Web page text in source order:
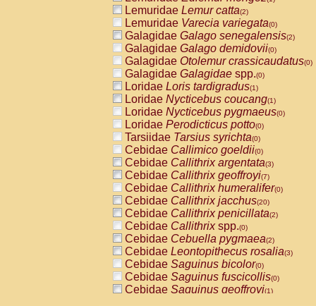
Lemuridae Lemur catta(2)
Lemuridae Varecia variegata(0)
Galagidae Galago senegalensis(2)
Galagidae Galago demidovii(0)
Galagidae Otolemur crassicaudatus(0)
Galagidae Galagidae spp.(0)
Loridae Loris tardigradus(1)
Loridae Nycticebus coucang(1)
Loridae Nycticebus pygmaeus(0)
Loridae Perodicticus potto(0)
Tarsiidae Tarsius syrichta(0)
Cebidae Callimico goeldii(0)
Cebidae Callithrix argentata(3)
Cebidae Callithrix geoffroyi(7)
Cebidae Callithrix humeralifer(0)
Cebidae Callithrix jacchus(20)
Cebidae Callithrix penicillata(2)
Cebidae Callithrixspp.(0)
Cebidae Cebuella pygmaea(2)
Cebidae Leontopithecus rosalia(3)
Cebidae Saguinus bicolor(0)
Cebidae Saguinus fuscicollis(0)
Cebidae Saguinus geoffroyi(1)